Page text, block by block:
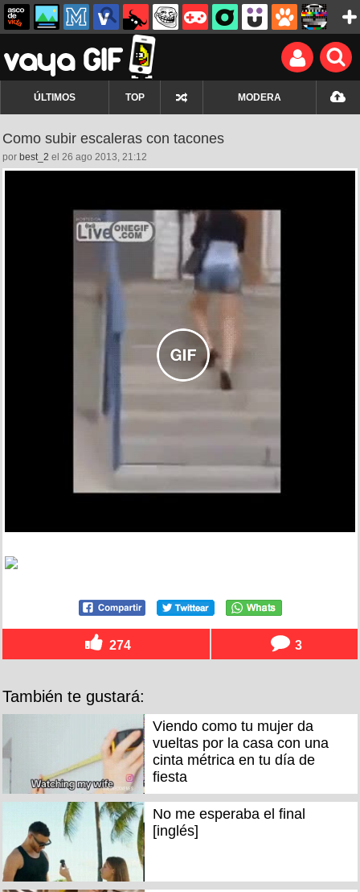
ÚLTIMOS TOP MODERA
Como subir escaleras con tacones
por best_2 el 26 ago 2013, 21:12
274 3
También te gustará:
Viendo como tu mujer da
vueltas por la casa con una
cinta métrica en tu día de
fiesta
No me esperaba el final
[inglés]